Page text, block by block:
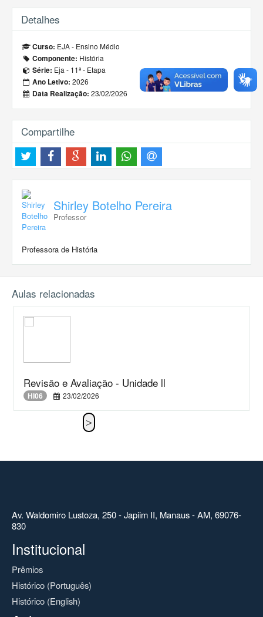
Detalhes
Curso: EJA - Ensino Médio
Componente: História
Série: Eja - 11ª - Etapa
Ano Letivo: 2026
Data Realização: 23/02/2026
Compartilhe
Shirley Botelho Pereira
Professor
Professora de História
Aulas relacionadas
Revisão e Avaliação - Unidade ll
HI06 23/02/2026
Av. Waldomiro Lustoza, 250 - Japiim II, Manaus - AM, 69076-
830
Institucional
Prêmios
Histórico (Português)
Histórico (English)